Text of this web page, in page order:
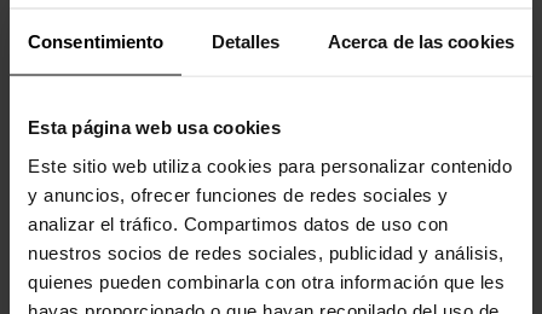
Consentimiento Detalles Acerca de las cookies
Esta página web usa cookies
Este sitio web utiliza cookies para personalizar contenido
y anuncios, ofrecer funciones de redes sociales y
analizar el tráfico. Compartimos datos de uso con
nuestros socios de redes sociales, publicidad y análisis,
quienes pueden combinarla con otra información que les
hayas proporcionado o que hayan recopilado del uso de
Tamancos unissex Classic...
69,90 € 55,92 €
Socas de criança Classic...
39,91 € 31,93 €